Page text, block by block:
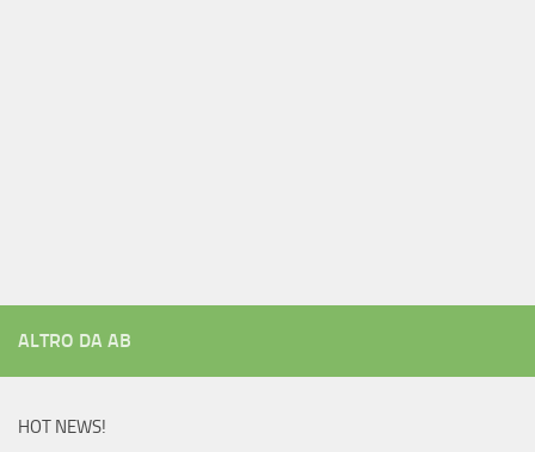
ALTRO DA AB
HOT NEWS!